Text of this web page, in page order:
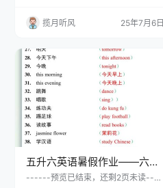
揽月听风 25年7月6日
五升六英语暑假作业——六年
级上册英语互译练习题84道-
------预览已结束，还剩2页未读----